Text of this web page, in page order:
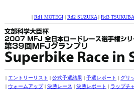
| Rd1 MOTEGI | Rd2 SUZUKA | Rd3 TSUKUBA
| エントリーリスト | 公式予選結果 | 予選レポート | グリ
| ウォームアップ| 決勝レース | 決勝レポート | ラップチ